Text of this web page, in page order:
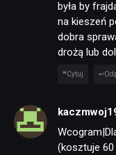
była by
na kieszeń
dobra
drożą lub
Cytuj
(kosztuje 60